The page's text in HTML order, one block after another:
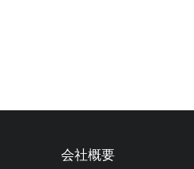
会社概要